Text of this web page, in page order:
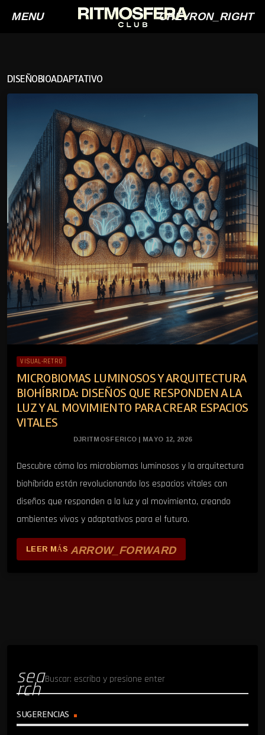
MENU CHEVRON_RIGHT
DISEÑOBIOADAPTATIVO
VISUAL-RETRO
MICROBIOMAS LUMINOSOS Y ARQUITECTURA
BIOHÍBRIDA: DISEÑOS QUE RESPONDEN A LA
LUZ Y AL MOVIMIENTO PARA CREAR ESPACIOS
VITALES
DJRITMOSFERICO | MAYO 12, 2026
Descubre cómo los microbiomas luminosos y la arquitectura
biohíbrida están revolucionando los espacios vitales con
diseños que responden a la luz y al movimiento, creando
ambientes vivos y adaptativos para el futuro.
LEER MÁS ARROW_FORWARD
sea
rch
SUGERENCIAS